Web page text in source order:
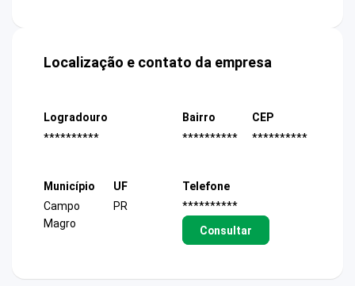
Localização e contato da empresa
Logradouro
**********
Bairro
**********
CEP
**********
Município
Campo
Magro
UF
PR
Telefone
**********
Consultar